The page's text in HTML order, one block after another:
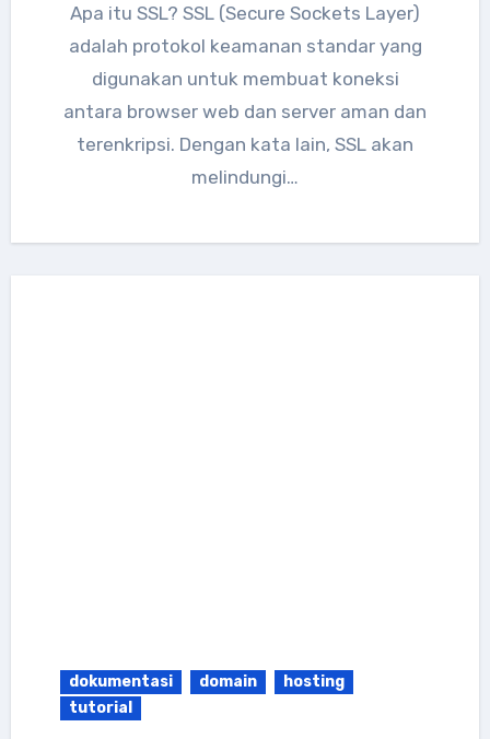
Apa itu SSL? SSL (Secure Sockets Layer)
adalah protokol keamanan standar yang
digunakan untuk membuat koneksi
antara browser web dan server aman dan
terenkripsi. Dengan kata lain, SSL akan
melindungi…
dokumentasi domain
hosting
tutorial